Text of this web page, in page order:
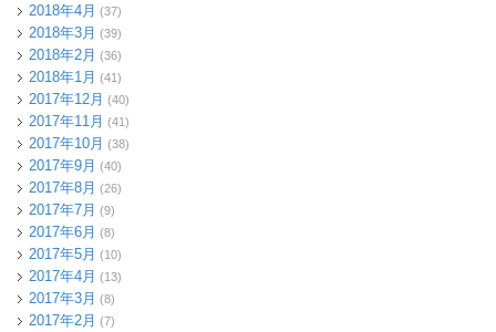
2018年4月 (37)
2018年3月 (39)
2018年2月 (36)
2018年1月 (41)
2017年12月 (40)
2017年11月 (41)
2017年10月 (38)
2017年9月 (40)
2017年8月 (26)
2017年7月 (9)
2017年6月 (8)
2017年5月 (10)
2017年4月 (13)
2017年3月 (8)
2017年2月 (7)